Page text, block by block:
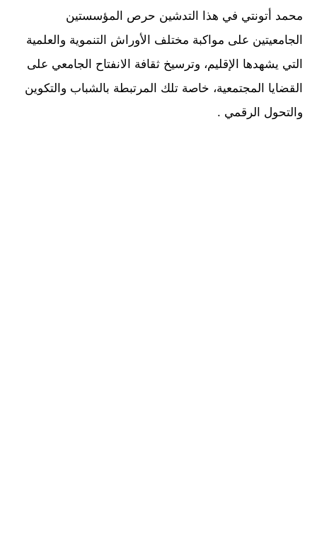
محمد أتونتي في هذا التدشين حرص المؤسستين
الجامعيتين على مواكبة مختلف الأوراش التنموية والعلمية
التي يشهدها الإقليم، وترسيخ ثقافة الانفتاح الجامعي على
القضايا المجتمعية، خاصة تلك المرتبطة بالشباب والتكوين
والتحول الرقمي .